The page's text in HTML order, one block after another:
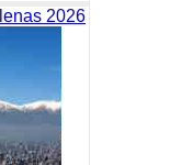
2026